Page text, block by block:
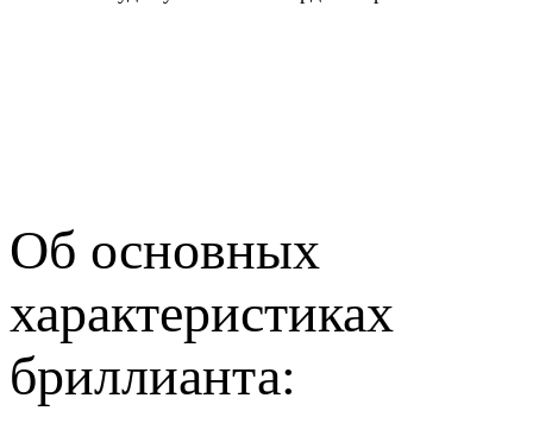
Об основных
характеристиках
бриллианта: